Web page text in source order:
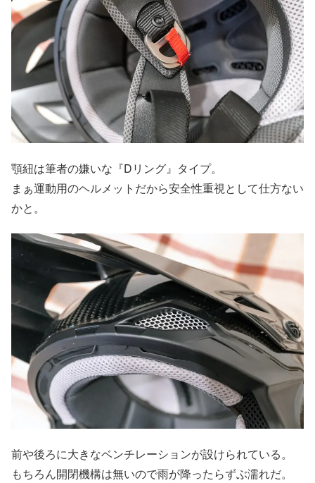
顎紐は筆者の嫌いな『Dリング』タイプ。
まぁ運動用のヘルメットだから安全性重視として仕方ない
かと。
前や後ろに大きなベンチレーションが設けられている。
もちろん開閉機構は無いので雨が降ったらずぶ濡れだ。